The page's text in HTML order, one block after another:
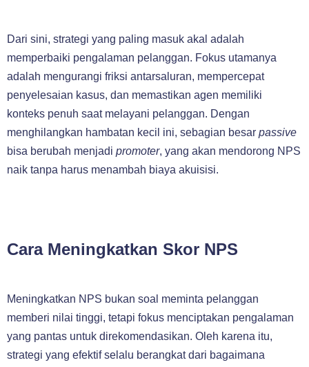
Dari sini, strategi yang paling masuk akal adalah
memperbaiki pengalaman pelanggan. Fokus utamanya
adalah mengurangi friksi antarsaluran, mempercepat
penyelesaian kasus, dan memastikan agen memiliki
konteks penuh saat melayani pelanggan. Dengan
menghilangkan hambatan kecil ini, sebagian besar passive
bisa berubah menjadi promoter, yang akan mendorong NPS
naik tanpa harus menambah biaya akuisisi.
Cara Meningkatkan Skor NPS
Meningkatkan NPS bukan soal meminta pelanggan
memberi nilai tinggi, tetapi fokus menciptakan pengalaman
yang pantas untuk direkomendasikan. Oleh karena itu,
strategi yang efektif selalu berangkat dari bagaimana